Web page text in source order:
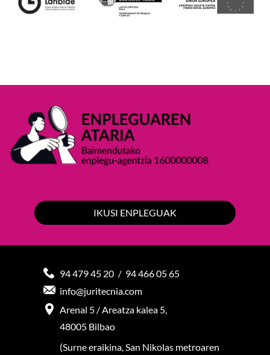
94 479 45 20 / 94 466 05 65
info@juritecnia.com
Arenal 5 / Areatza kalea 5,
48005 Bilbao
(Surne eraikina, San Nikolas metroaren
IKUSI ENPLEGUAK